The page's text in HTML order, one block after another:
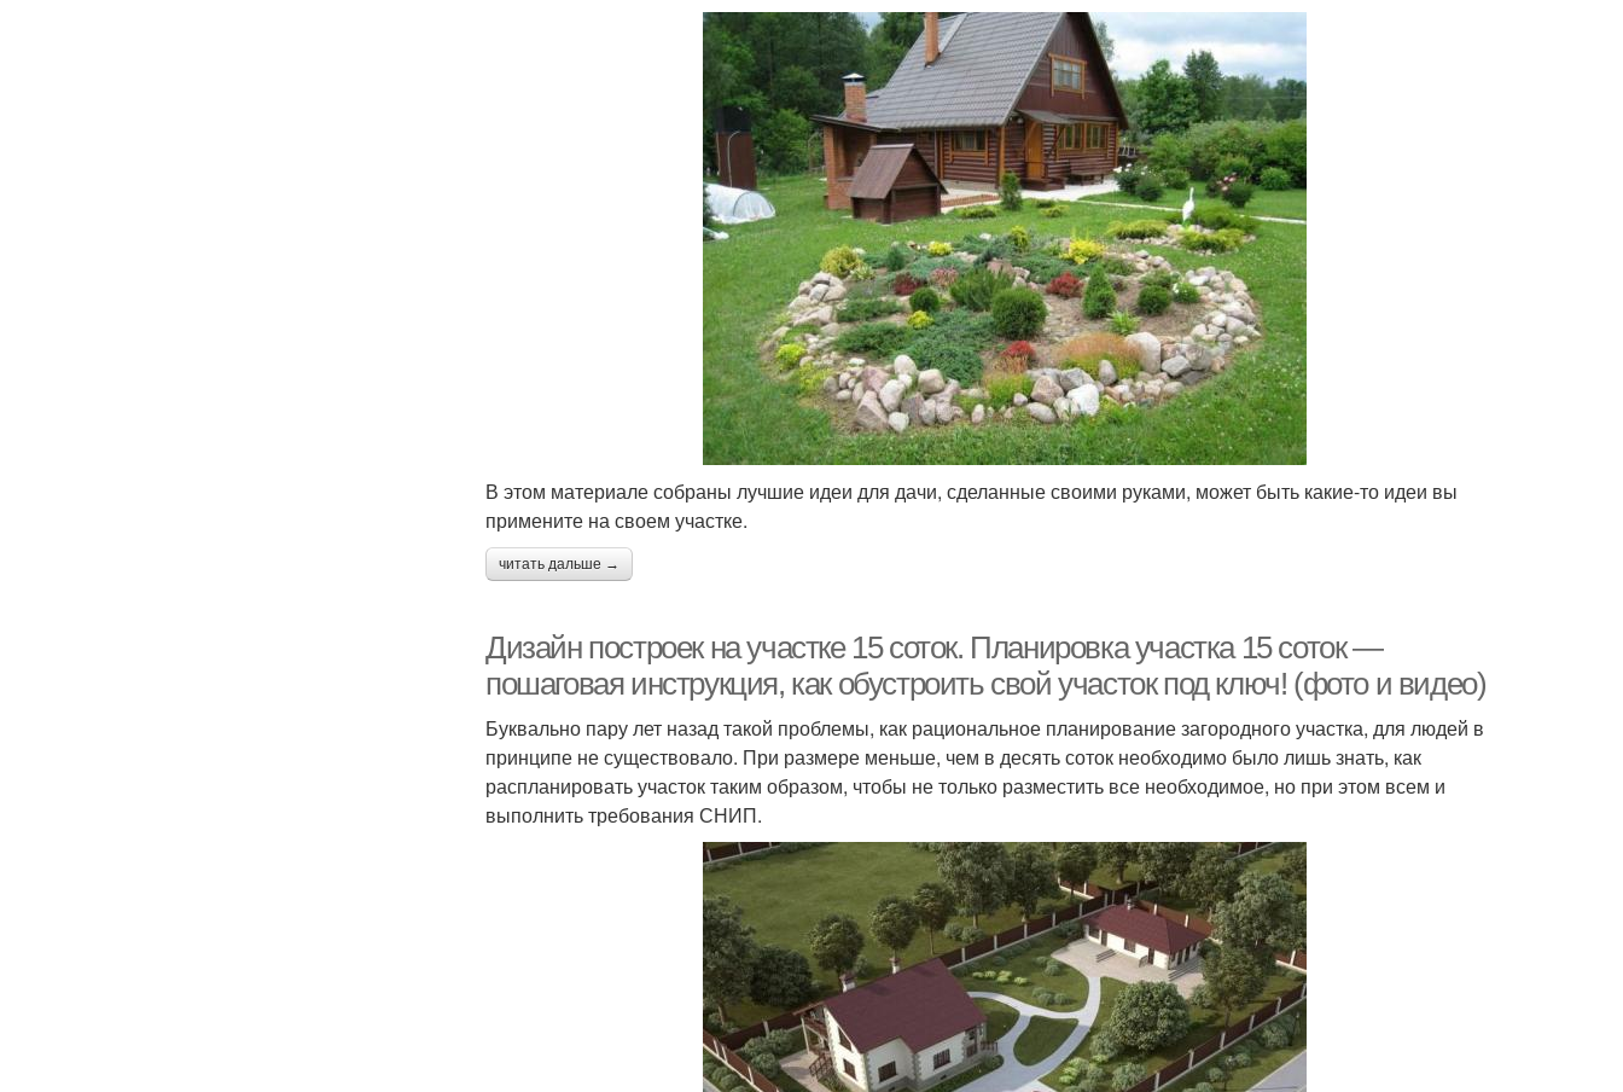
В этом материале собраны лучшие идеи для дачи, сделанные своими руками, может быть какие-то идеи вы
примените на своем участке.
читать дальше →
Дизайн построек на участке 15 соток. Планировка участка 15 соток —
пошаговая инструкция, как обустроить свой участок под ключ! (фото и видео)
Буквально пару лет назад такой проблемы, как рациональное планирование загородного участка, для людей в
принципе не существовало. При размере меньше, чем в десять соток необходимо было лишь знать, как
распланировать участок таким образом, чтобы не только разместить все необходимое, но при этом всем и
выполнить требования СНИП.